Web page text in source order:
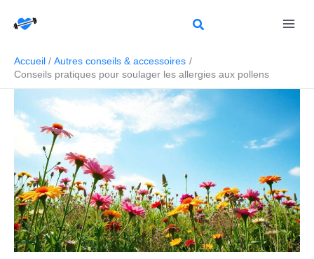
Accueil
Autres conseils & accessoires
Conseils pratiques pour soulager les allergies aux pollens